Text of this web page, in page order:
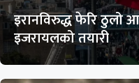
इरानविरुद्ध फेरि ठुलो
इजरायलको तयारी